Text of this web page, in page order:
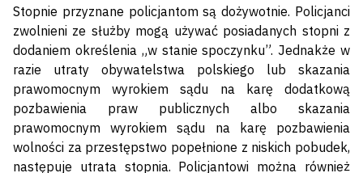
Stopnie przyznane policjantom są dożywotnie. Policjanci
zwolnieni ze służby mogą używać posiadanych stopni z
dodaniem określenia „w stanie spoczynku”. Jednakże w
razie utraty obywatelstwa polskiego lub skazania
prawomocnym wyrokiem sądu na karę dodatkową
pozbawienia praw publicznych albo skazania
prawomocnym wyrokiem sądu na karę pozbawienia
wolności za przestępstwo popełnione z niskich pobudek,
następuje utrata stopnia. Policjantowi można również